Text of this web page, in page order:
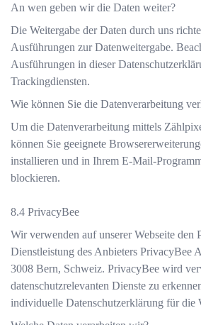
An wen geben wir die Daten weiter?
Die Weitergabe der Daten durch uns
Ausführungen zur Datenweitergabe.
Ausführungen in dieser
Trackingdiensten.
Wie können Sie die Datenverarbeitung
Um die Datenverarbeitung mittels
können Sie geeignete
installieren und in Ihrem E-Mail-
blockieren.
PrivacyBee
Wir verwenden auf unserer Webseite den
Dienstleistung des Anbieters PrivacyBee
3008 Bern, Schweiz. PrivacyBee wird
datenschutzrelevanten Dienste zu
individuelle Datenschutzerklärung für die